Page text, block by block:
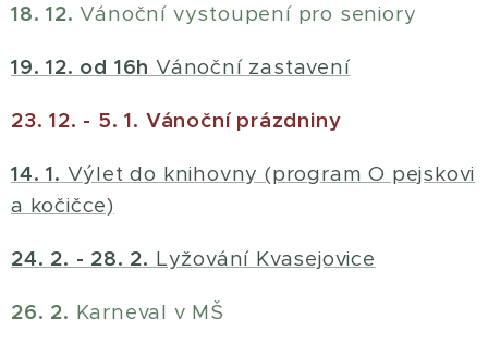
18. 12. Vánoční vystoupení pro seniory
19. 12. od 16h Vánoční zastavení
23. 12. - 5. 1. Vánoční prázdniny
14. 1. Výlet do knihovny (program O pejskovi
a kočičce)
24. 2. - 28. 2. Lyžování Kvasejovice
26. 2. Karneval v MŠ